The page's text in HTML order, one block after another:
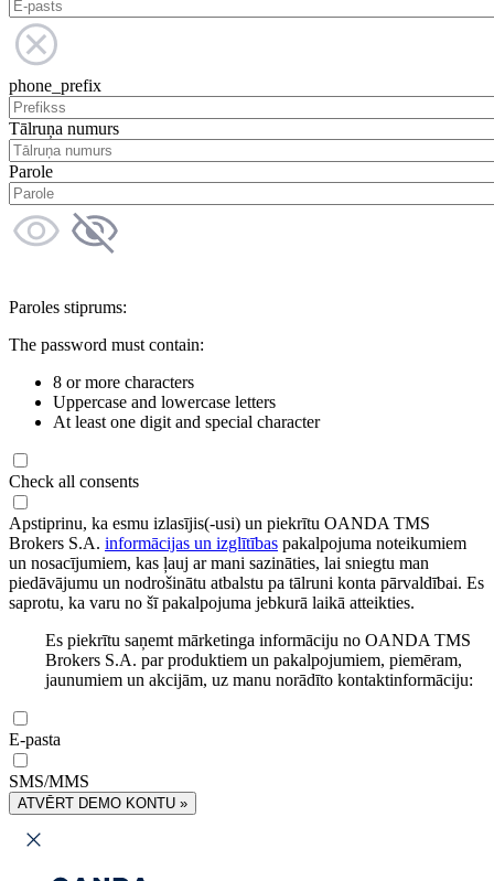
phone_prefix
Tālruņa numurs
Parole
Paroles stiprums:
The password must contain:
8 or more characters
Uppercase and lowercase letters
At least one digit and special character
Check all consents
Apstiprinu, ka esmu izlasījis(-usi) un piekrītu OANDA TMS
Brokers S.A. informācijas un izglītības pakalpojuma noteikumiem
un nosacījumiem, kas ļauj ar mani sazināties, lai sniegtu man
piedāvājumu un nodrošinātu atbalstu pa tālruni konta pārvaldībai. Es
saprotu, ka varu no šī pakalpojuma jebkurā laikā atteikties.
Es piekrītu saņemt mārketinga informāciju no OANDA TMS
Brokers S.A. par produktiem un pakalpojumiem, piemēram,
jaunumiem un akcijām, uz manu norādīto kontaktinformāciju:
E-pasta
SMS/MMS
ATVĒRT DEMO KONTU »